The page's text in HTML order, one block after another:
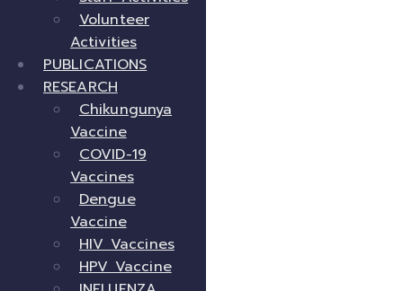
Volunteer
Activities
PUBLICATIONS
RESEARCH
Chikungunya
Vaccine
COVID-19
Vaccines
Dengue
Vaccine
HIV Vaccines
HPV Vaccine